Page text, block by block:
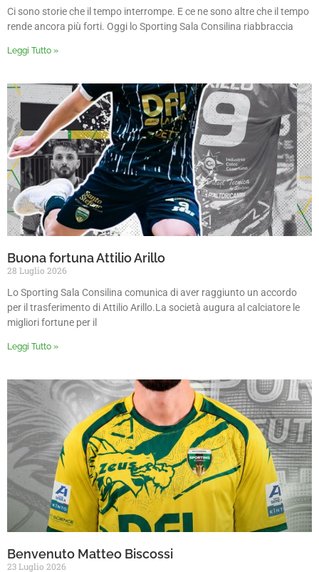
Ci sono storie che il tempo interrompe. E ce ne sono altre che il tempo
rende ancora più forti. Oggi lo Sporting Sala Consilina riabbraccia
Leggi Tutto »
Buona fortuna Attilio Arillo
28 Luglio 2026
Lo Sporting Sala Consilina comunica di aver raggiunto un accordo
per il trasferimento di Attilio Arillo.La società augura al calciatore le
migliori fortune per il
Leggi Tutto »
Benvenuto Matteo Biscossi
23 Luglio 2026